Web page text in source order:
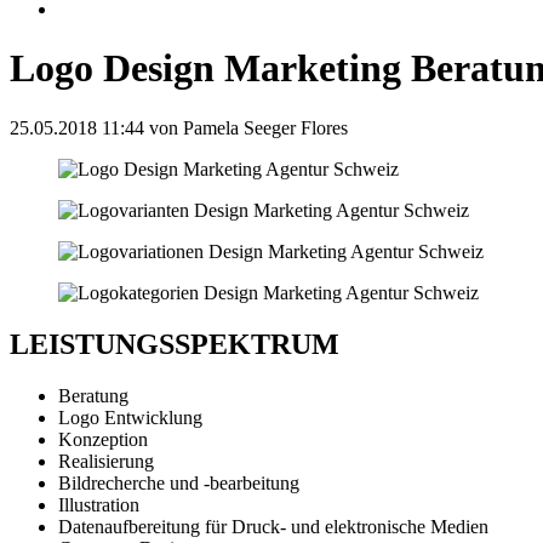
Logo Design Marketing
25.05.2018 11:44 von Pamela Seeger Flores
LEISTUNGSSPEKTRUM
Beratung
Logo Entwicklung
Konzeption
Realisierung
Bildrecherche und -bearbeitung
Illustration
Datenaufbereitung für Druck- und elektronische Medien